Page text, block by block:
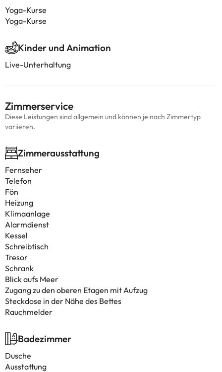
Yoga-Kurse
Yoga-Kurse
Kinder und Animation
Live-Unterhaltung
Zimmerservice
Diese Leistungen sind allgemein und können je nach Zimmertyp
variieren.
Zimmerausstattung
Fernseher
Telefon
Fön
Heizung
Klimaanlage
Alarmdienst
Kessel
Schreibtisch
Tresor
Schrank
Blick aufs Meer
Zugang zu den oberen Etagen mit Aufzug
Steckdose in der Nähe des Bettes
Rauchmelder
Badezimmer
Dusche
Ausstattung